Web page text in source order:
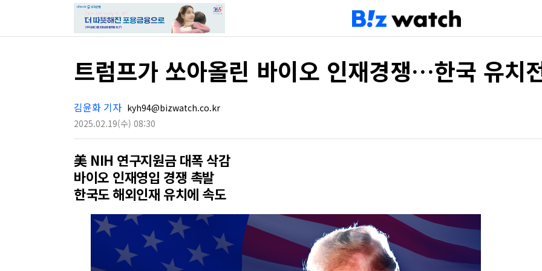
트럼프가 쏘아올린 바이오 인재경쟁…한국 유치
김윤화 기자 kyh94@bizwatch.co.kr
2025.02.19(수) 08:30
美 NIH 연구지원금 대폭 삭감
바이오 인재영입 경쟁 촉발
한국도 해외인재 유치에 속도